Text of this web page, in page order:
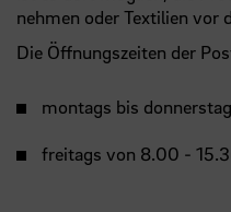
nehmen oder Textilien vor
Die Öffnungszeiten der
montags bis
freitags von 8.00 -